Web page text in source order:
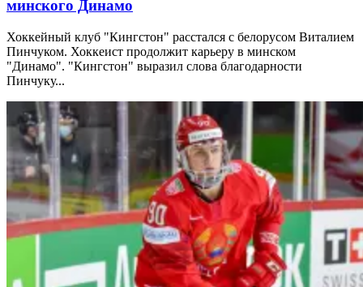
минского Динамо
Хоккейный клуб "Кингстон" расстался с белорусом Виталием
Пинчуком. Хоккеист продолжит карьеру в минском
"Динамо". "Кингстон" выразил слова благодарности
Пинчуку...